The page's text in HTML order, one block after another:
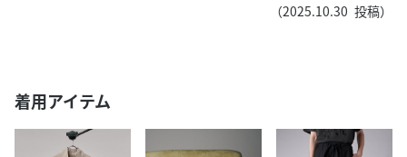
（2025.10.30 投稿）
着用アイテム